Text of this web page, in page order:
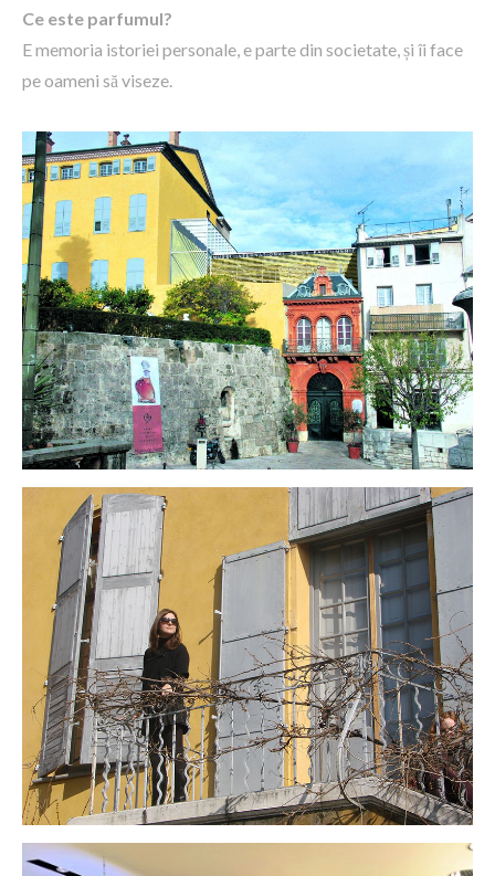
Ce este parfumul?
E memoria istoriei personale, e parte din societate, și îi face
pe oameni să viseze.